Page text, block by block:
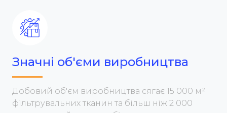
Значні об'єми виробництва
Добовий об'єм виробництва сягає 15 000 м²
фільтрувальних тканин та більш ніж 2 000